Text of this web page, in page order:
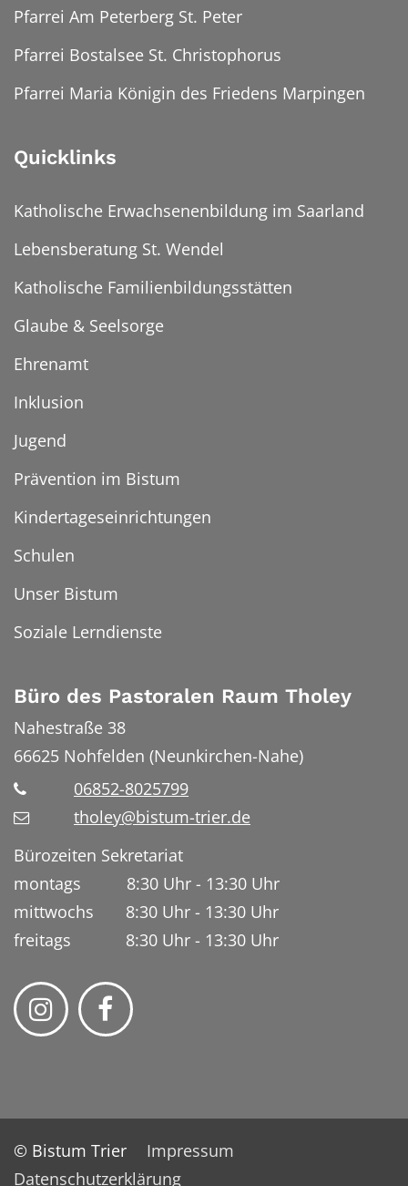
Pfarrei Am Peterberg St. Peter
Pfarrei Bostalsee St. Christophorus
Pfarrei Maria Königin des Friedens Marpingen
Quicklinks
Katholische Erwachsenenbildung im Saarland
Lebensberatung St. Wendel
Katholische Familienbildungsstätten
Glaube & Seelsorge
Ehrenamt
Inklusion
Jugend
Prävention im Bistum
Kindertageseinrichtungen
Schulen
Unser Bistum
Soziale Lerndienste
Büro des Pastoralen Raum Tholey
Nahestraße 38
66625 Nohfelden (Neunkirchen-Nahe)
06852-8025799
tholey@bistum-trier.de
Bürozeiten Sekretariat
montags 8:30 Uhr - 13:30 Uhr
mittwochs 8:30 Uhr - 13:30 Uhr
freitags 8:30 Uhr - 13:30 Uhr
© Bistum Trier
Impressum
Datenschutzerklärung